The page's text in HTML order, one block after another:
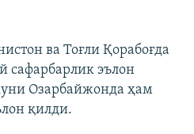
ва Тоғли Қорабоғда
сафарбарлик эълон
Озарбайжонда ҳам
қилди.